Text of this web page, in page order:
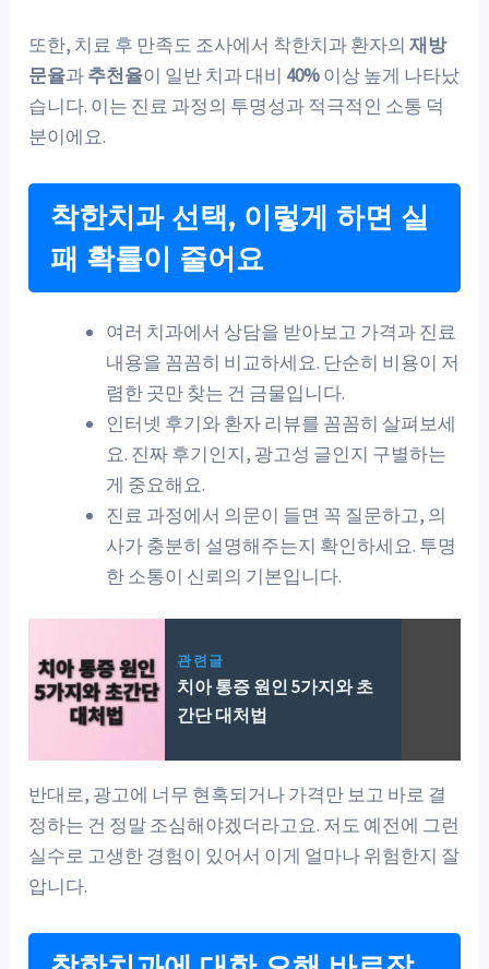
또한, 치료 후 만족도 조사에서 착한치과 환자의재방
문율과추천율이 일반 치과 대비 40%이상 높게 나타났
습니다. 이는 진료 과정의 투명성과 적극적인 소통 덕
분이에요.
착한치과 선택, 이렇게 하면 실
패 확률이 줄어요
여러 치과에서 상담을 받아보고 가격과 진료
내용을 꼼꼼히 비교하세요. 단순히 비용이 저
렴한 곳만 찾는 건 금물입니다.
인터넷 후기와 환자 리뷰를 꼼꼼히 살펴보세
요. 진짜 후기인지, 광고성 글인지 구별하는
게 중요해요.
진료 과정에서 의문이 들면 꼭 질문하고, 의
사가 충분히 설명해주는지 확인하세요. 투명
한 소통이 신뢰의 기본입니다.
관련글
치아 통증 원인 5가지와 초
간단 대처법
반대로, 광고에 너무 현혹되거나 가격만 보고 바로 결
정하는 건 정말 조심해야겠더라고요. 저도 예전에 그런
실수로 고생한 경험이 있어서 이게 얼마나 위험한지 잘
압니다.